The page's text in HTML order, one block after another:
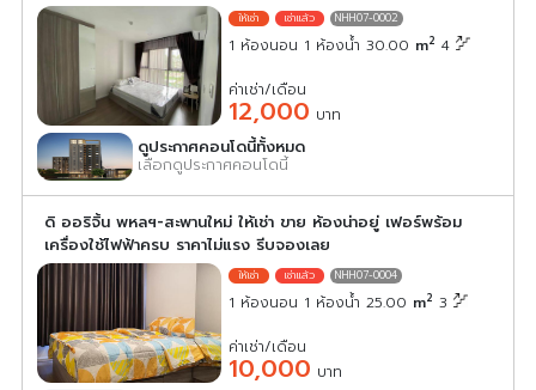
NHH07-0002
1 ห้องนอน 1 ห้องน้ำ 30.00 m2 4
ค่าเช่า/เดือน
12,000 บาท
ดูประกาศคอนโดนี้ทั้งหมด
เลือกดูประกาศคอนโดนี้
ดิ ออริจิ้น พหลฯ-สะพานใหม่ ให้เช่า ขาย ห้องน่าอยู่ เฟอร์พร้อม
เครื่องใช้ไฟฟ้าครบ ราคาไม่แรง รีบจองเลย
NHH07-0004
1 ห้องนอน 1 ห้องน้ำ 25.00 m2 3
ค่าเช่า/เดือน
10,000 บาท